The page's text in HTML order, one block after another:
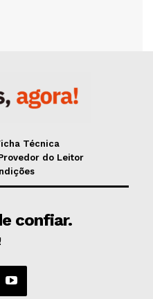
Técnica
do Leitor
confiar.